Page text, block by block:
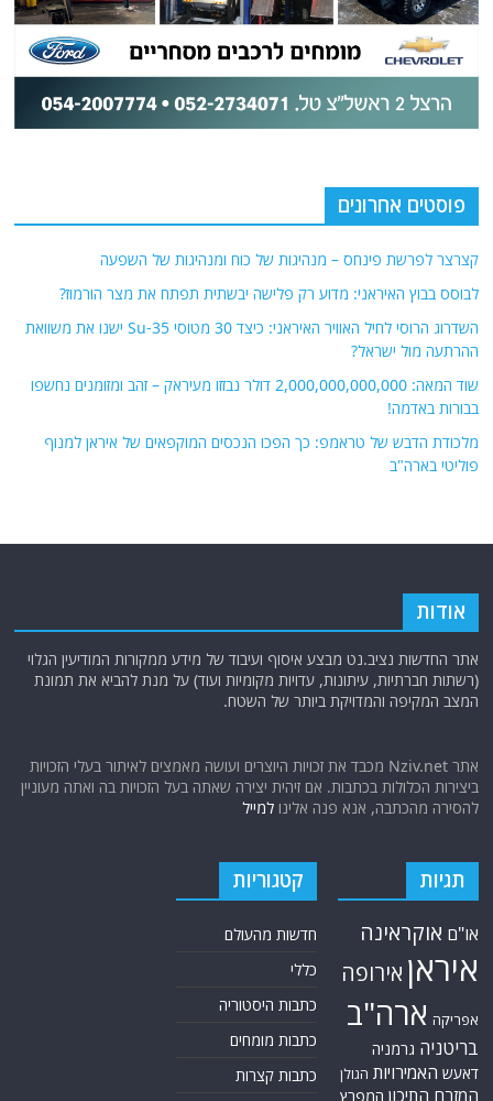
פוסטים אחרונים
קצרצר לפרשת פינחס – מנהיגות של כוח ומנהיגות של השפעה
לבוסס בבוץ האיראני: מדוע רק פלישה יבשתית תפתח את מצר הורמוז?
השדרוג הרוסי לחיל האוויר האיראני: כיצד 30 מטוסי Su-35 ישנו את משוואת
ההרתעה מול ישראל?
שוד המאה: 2,000,000,000,000 דולר נבזזו מעיראק – זהב ומזומנים נחשפו
בבורות באדמה!
מלכודת הדבש של טראמפ: כך הפכו הנכסים המוקפאים של איראן למנוף
פוליטי בארה"ב
אודות
אתר החדשות נציב.נט מבצע איסוף ועיבוד של מידע ממקורות המודיעין הגלוי
(רשתות חברתיות, עיתונות, עדויות מקומיות ועוד) על מנת להביא את תמונת
המצב המקיפה והמדויקת ביותר של השטח.
אתר Nziv.net מכבד את זכויות היוצרים ועושה מאמצים לאיתור בעלי הזכויות
ביצירות הכלולות בכתבות. אם זיהית יצירה שאתה בעל הזכויות בה ואתה מעוניין
להסירה מהכתבה, אנא פנה אלינולמייל
תגיות
או"ם אוקראינה
איראן אירופה
אפריקה ארה"ב
בריטניה גרמניה
דאעש האמירויות הגולן
המזרח התיכון המפרץ
קטגוריות
חדשות מהעולם
כללי
כתבות היסטוריה
כתבות מומחים
כתבות קצרות